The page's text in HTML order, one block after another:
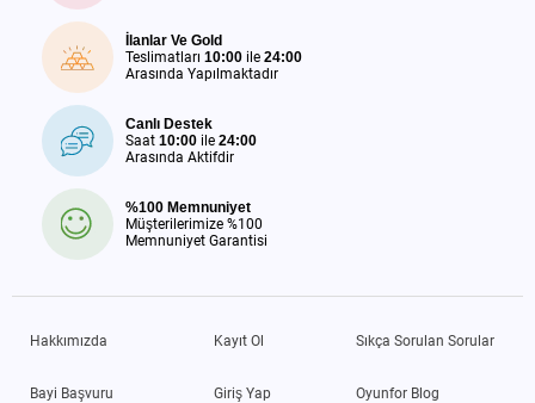
İlanlar Ve Gold
Teslimatları 10:00 ile 24:00
Arasında Yapılmaktadır
Canlı Destek
Saat 10:00 ile 24:00
Arasında Aktifdir
%100 Memnuniyet
Müşterilerimize %100
Memnuniyet Garantisi
Hakkımızda
Bayi Başvuru
Kayıt Ol
Giriş Yap
Sıkça Sorulan Sorular
Oyunfor Blog